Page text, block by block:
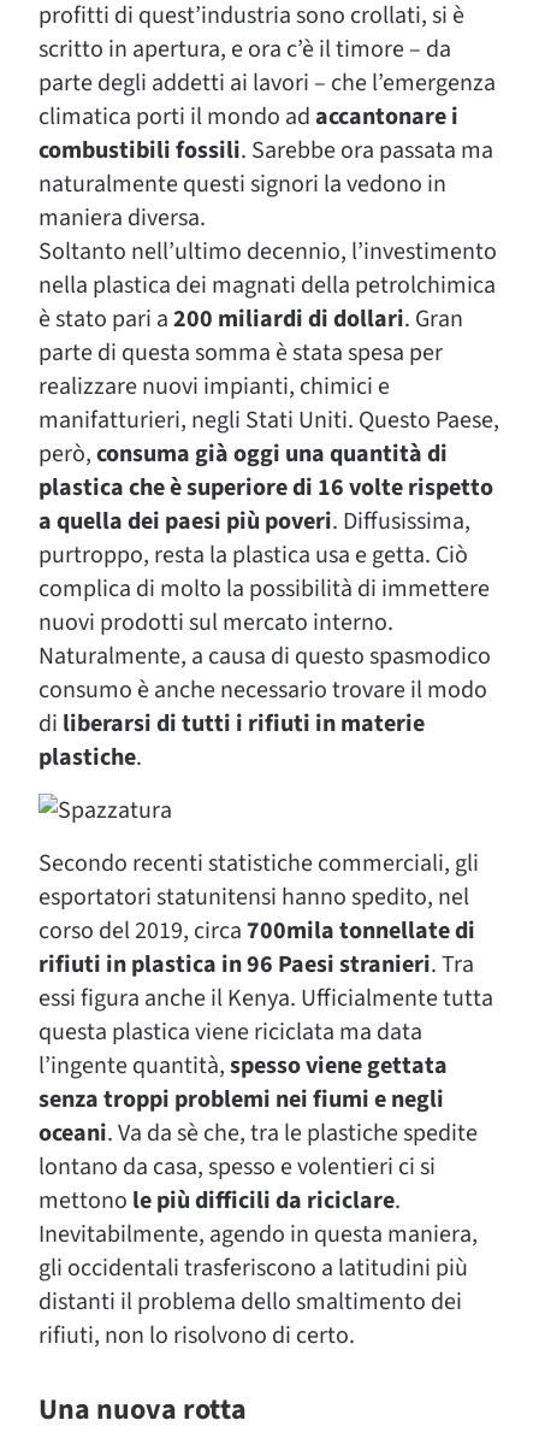
profitti di quest’industria sono crollati, si è
scritto in apertura, e ora c’è il timore – da
parte degli addetti ai lavori – che l’emergenza
climatica porti il mondo adaccantonare i
combustibili fossili. Sarebbe ora passata ma
naturalmente questi signori la vedono in
maniera diversa.
Soltanto nell’ultimo decennio, l’investimento
nella plastica dei magnati della petrolchimica
è stato pari a200 miliardi di dollari. Gran
parte di questa somma è stata spesa per
realizzare nuovi impianti, chimici e
manifatturieri, negli Stati Uniti. Questo Paese,
però,consuma già oggi una quantità di
plastica che è superiore di 16 volte rispetto
a quella dei paesi più poveri. Diffusissima,
purtroppo, resta la plastica usa e getta. Ciò
complica di molto la possibilità di immettere
nuovi prodotti sul mercato interno.
Naturalmente, a causa di questo spasmodico
consumo è anche necessario trovare il modo
di liberarsi di tutti i rifiuti in materie
plastiche.
Secondo recenti statistiche commerciali, gli
esportatori statunitensi hanno spedito, nel
corso del 2019, circa700mila tonnellate di
rifiuti in plastica in 96 Paesi stranieri. Tra
essi figura anche il Kenya. Ufficialmente tutta
questa plastica viene riciclata ma data
l’ingente quantità,spesso viene gettata
senza troppi problemi nei fiumi e negli
oceani. Va da sè che, tra le plastiche spedite
lontano da casa, spesso e volentieri ci si
mettono le più difficili da riciclare.
Inevitabilmente, agendo in questa maniera,
gli occidentali trasferiscono a latitudini più
distanti il problema dello smaltimento dei
rifiuti, non lo risolvono di certo.
Una nuova rotta